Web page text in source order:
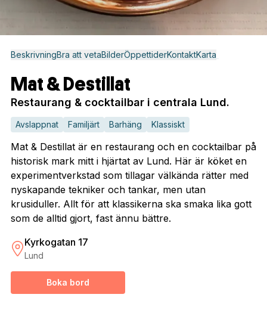
BeskrivningBra att vetaBilderÖppettiderKontaktKarta
Mat & Destillat
Restaurang & cocktailbar i centrala Lund.
Avslappnat Familjärt Barhäng Klassiskt
Mat & Destillat är en restaurang och en cocktailbar på
historisk mark mitt i hjärtat av Lund. Här är köket en
experimentverkstad som tillagar välkända rätter med
nyskapande tekniker och tankar, men utan
krusiduller. Allt för att klassikerna ska smaka lika gott
som de alltid gjort, fast ännu bättre.
Kyrkogatan 17
Lund
Boka bord